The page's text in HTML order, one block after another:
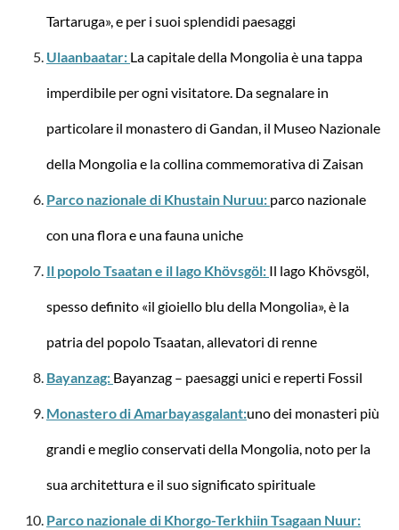
129,95 €* da 108,52 €*
Mulinello a 4 mulinelli 69/25 Lite-Shock M 73
-49%
Tartaruga», e per i suoi splendidi paesaggi
Ulaanbaatar: La capitale della Mongolia è una tappa
imperdibile per ogni visitatore. Da segnalare in
particolare il monastero di Gandan, il Museo Nazionale
della Mongolia e la collina commemorativa di Zaisan
Parco nazionale di Khustain Nuruu: parco nazionale
con una flora e una fauna uniche
Il popolo Tsaatan e il lago Khövsgöl: Il lago Khövsgöl,
spesso definito «il gioiello blu della Mongolia», è la
patria del popolo Tsaatan, allevatori di renne
Bayanzag: Bayanzag – paesaggi unici e reperti Fossil
Monastero di Amarbayasgalant:uno dei monasteri più
grandi e meglio conservati della Mongolia, noto per la
sua architettura e il suo significato spirituale
Parco nazionale di Khorgo-Terkhiin Tsagaan Nuur: